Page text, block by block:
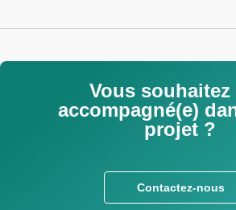
Vous souhaitez
accompagné(e)
projet ?
Contactez-nous